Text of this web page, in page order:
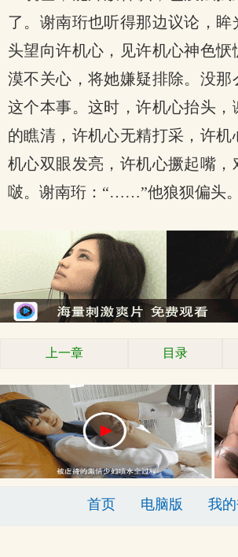
了。谢南珩也听得那边议论，眸
头望向许机心，见许机心神色恹
漠不关心，将她嫌疑排除。没那
这个本事。这时，许机心抬头，
的瞧清，许机心无精打采，许机
机心双眼发亮，许机心撅起嘴，
啵。谢南珩：“……”他狼狈偏头。
上一章 目录
首页 电脑版 我